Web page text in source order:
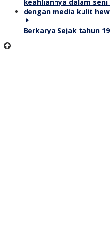
Berkarya Sejak tahun